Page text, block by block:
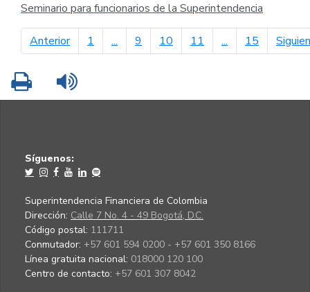
Seminario para funcionarios de la Superintendencia
Anteriorpágina anterior
1 ... 9 10 11 ... 15
Imprimir
Síguenos:
Superintendencia Financiera de Colombia
Dirección: Calle 7 No. 4 - 49 Bogotá, D.C.
Código postal: 111711
Conmutador: +57 601 594 0200 - +57 601 350 8166
Línea gratuita nacional: 018000 120 100
Centro de contacto: +57 601 307 8042